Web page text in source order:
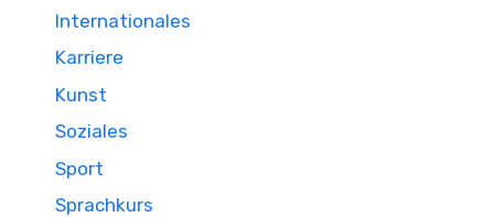
Internationales
Karriere
Kunst
Soziales
Sport
Sprachkurs